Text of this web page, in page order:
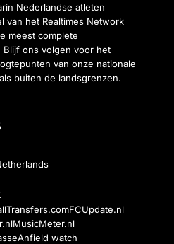
Nederlandse atleten
van het Realtimes Network
meest complete
ons volgen voor het
van onze nationale
buiten de landsgrenzen.
FCUpdate.nl
MusicMeter.nl
Anfield watch